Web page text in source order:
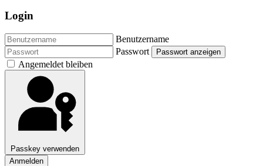
Login
Benutzername
Passwort
Passwort anzeigen
Angemeldet bleiben
Passkey verwenden
Anmelden